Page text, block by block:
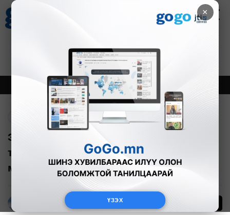
×
ҮЗЭХ
Зурхай
8.08
Онцлох Шинэ
Энэтхэгээс тусгай нислэгээр Монголд
түр авчирсан ховор эрдэнэд иргэд
мөргөх боломжтой
Г.Тэгшсүрэн